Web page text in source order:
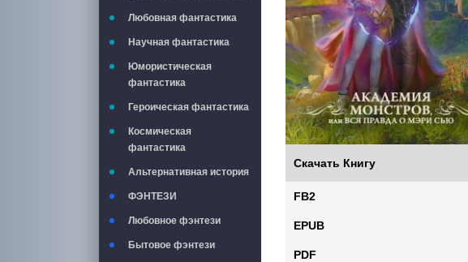
Любовная фантастика
Научная фантастика
Юмористическая
фантастика
Героическая фантастика
Космическая
фантастика
Альтернативная история
ФЭНТЕЗИ
Любовное фэнтези
Бытовое фэнтези
Скачать Книгу
FB2
EPUB
PDF